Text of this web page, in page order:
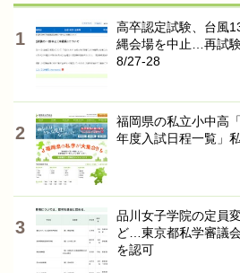
高卒認定試験、台風
縄会場を中止…再試
8/27-28
福岡県の私立小中高
年度入試日程一覧」
品川女子学院の定員
ど…東京都私学審議
を認可